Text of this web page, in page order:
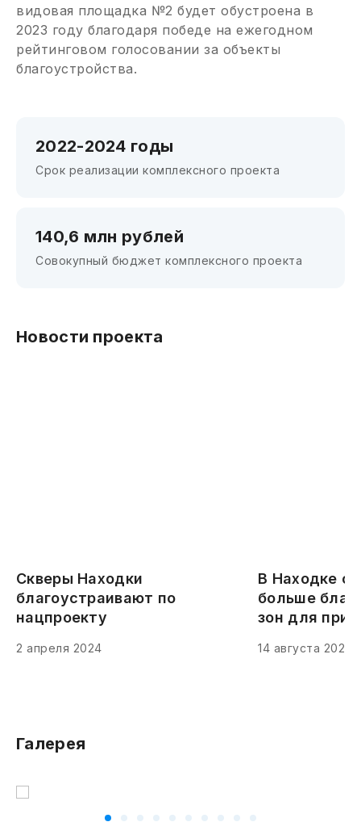
видовая площадка №2 будет обустроена в
2023 году благодаря победе на ежегодном
рейтинговом голосовании за объекты
благоустройства.
2022-2024 годы
Срок реализации комплексного проекта
140,6 млн рублей
Совокупный бюджет комплексного проекта
Новости проекта
Скверы Находки
благоустраивают по
нацпроекту
2 апреля 2024
В Находке
больше
зон для
14 августа 2023
Галерея